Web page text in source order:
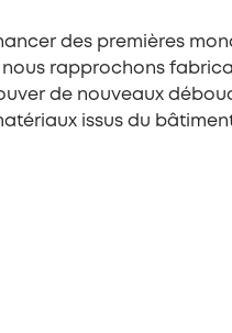
des premières
nous rapprochons
de nouveaux
issus du